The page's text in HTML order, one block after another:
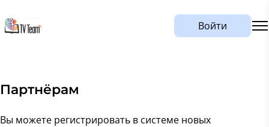
Войти
Партнёрам
Вы можете регистрировать в системе новых